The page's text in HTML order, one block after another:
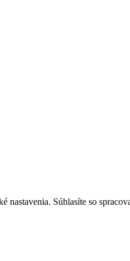
Súhlasíte so